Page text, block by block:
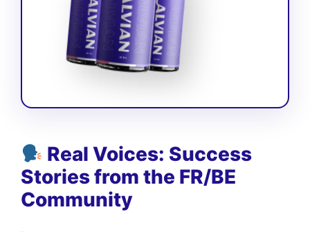
Real Voices: Success
Stories from the FR/BE
Community